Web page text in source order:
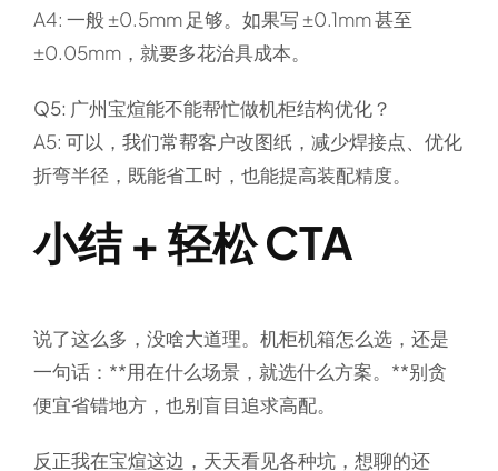
A4: 一般 ±0.5mm 足够。如果写 ±0.1mm 甚至
±0.05mm，就要多花治具成本。
Q5: 广州宝煊能不能帮忙做机柜结构优化？
A5: 可以，我们常帮客户改图纸，减少焊接点、优化
折弯半径，既能省工时，也能提高装配精度。
小结 + 轻松 CTA
说了这么多，没啥大道理。机柜机箱怎么选，还是
一句话：**用在什么场景，就选什么方案。**别贪
便宜省错地方，也别盲目追求高配。
反正我在宝煊这边，天天看见各种坑，想聊的还